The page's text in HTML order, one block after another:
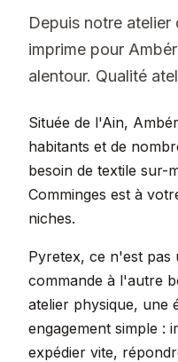
Depuis notre atelier
imprime pour
alentour. Qualité
Située de l'Ain,
habitants et de
besoin de textile sur-
Comminges est à
niches.
Pyretex, ce n'est pas
commande à l'autre
atelier physique, une
engagement simple :
expédier vite,